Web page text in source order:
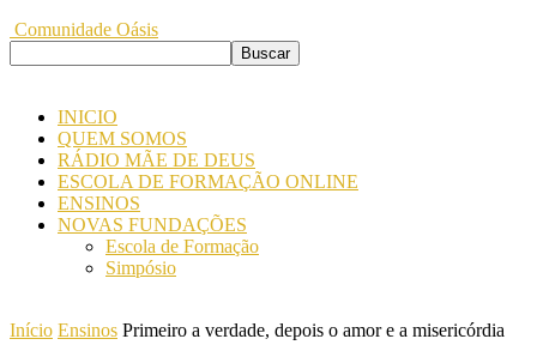
Comunidade Oásis
INICIO
QUEM SOMOS
RÁDIO MÃE DE DEUS
ESCOLA DE FORMAÇÃO ONLINE
ENSINOS
NOVAS FUNDAÇÕES
Escola de Formação
Simpósio
Início Ensinos Primeiro a verdade, depois o amor e a misericórdia